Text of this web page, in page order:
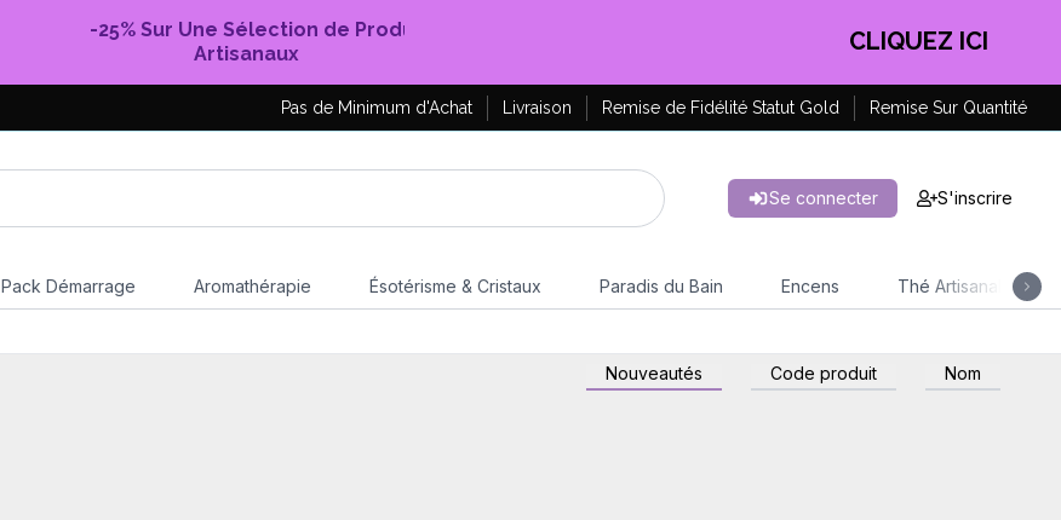
-25% Sur Une Sélection de Produits
Artisanaux
CLIQUEZ ICI
Pas de Minimum d'Achat Livraison Remise de Fidélité Statut Gold Remise Sur Quantité
Se connecter S'inscrire
Pack Démarrage Aromathérapie Ésotérisme & Cristaux Paradis du Bain Encens Thé Artisanal
Nouveautés Code produit Nom